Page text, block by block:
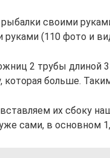
своими
руками (110 фото и
2 трубы длиной
больше.
их сбоку
сами, в основном